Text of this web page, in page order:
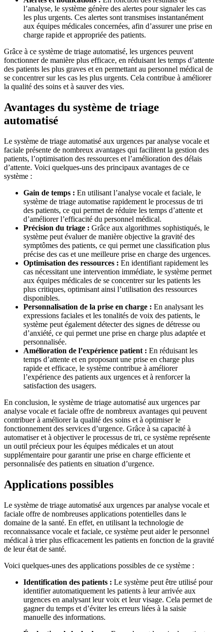
l’analyse, le système génère des alertes pour signaler les cas
les plus urgents. Ces alertes sont transmises instantanément
aux équipes médicales concernées, afin d’assurer une prise en
charge rapide et appropriée des patients.
Grâce à ce système de triage automatisé, les urgences peuvent
fonctionner de manière plus efficace, en réduisant les temps d’attente
des patients les plus graves et en permettant au personnel médical de
se concentrer sur les cas les plus urgents. Cela contribue à améliorer
la qualité des soins et à sauver des vies.
Avantages du système de triage
automatisé
Le système de triage automatisé aux urgences par analyse vocale et
faciale présente de nombreux avantages qui facilitent la gestion des
patients, l’optimisation des ressources et l’amélioration des délais
d’attente. Voici quelques-uns des principaux avantages de ce
système :
Gain de temps : En utilisant l’analyse vocale et faciale, le
système de triage automatise rapidement le processus de tri
des patients, ce qui permet de réduire les temps d’attente et
d’améliorer l’efficacité du personnel médical.
Précision du triage : Grâce aux algorithmes sophistiqués, le
système peut évaluer de manière objective la gravité des
symptômes des patients, ce qui permet une classification plus
précise des cas et une meilleure prise en charge des urgences.
Optimisation des ressources : En identifiant rapidement les
cas nécessitant une intervention immédiate, le système permet
aux équipes médicales de se concentrer sur les patients les
plus critiques, optimisant ainsi l’utilisation des ressources
disponibles.
Personnalisation de la prise en charge : En analysant les
expressions faciales et les tonalités de voix des patients, le
système peut également détecter des signes de détresse ou
d’anxiété, ce qui permet une prise en charge plus adaptée et
personnalisée.
Amélioration de l’expérience patient : En réduisant les
temps d’attente et en proposant une prise en charge plus
rapide et efficace, le système contribue à améliorer
l’expérience des patients aux urgences et à renforcer la
satisfaction des usagers.
En conclusion, le système de triage automatisé aux urgences par
analyse vocale et faciale offre de nombreux avantages qui peuvent
contribuer à améliorer la qualité des soins et à optimiser le
fonctionnement des services d’urgence. Grâce à sa capacité à
automatiser et à objectiver le processus de tri, ce système représente
un outil précieux pour les équipes médicales et un atout
supplémentaire pour garantir une prise en charge efficiente et
personnalisée des patients en situation d’urgence.
Applications possibles
Le système de triage automatisé aux urgences par analyse vocale et
faciale offre de nombreuses applications potentielles dans le
domaine de la santé. En effet, en utilisant la technologie de
reconnaissance vocale et faciale, ce système peut aider le personnel
médical à trier plus efficacement les patients en fonction de la gravité
de leur état de santé.
Voici quelques-unes des applications possibles de ce système :
Identification des patients : Le système peut être utilisé pour
identifier automatiquement les patients à leur arrivée aux
urgences en analysant leur voix et leur visage. Cela permet de
gagner du temps et d’éviter les erreurs liées à la saisie
manuelle des informations.